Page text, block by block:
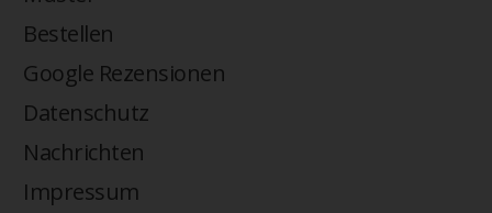
Bestellen
Google Rezensionen
Datenschutz
Nachrichten
Impressum